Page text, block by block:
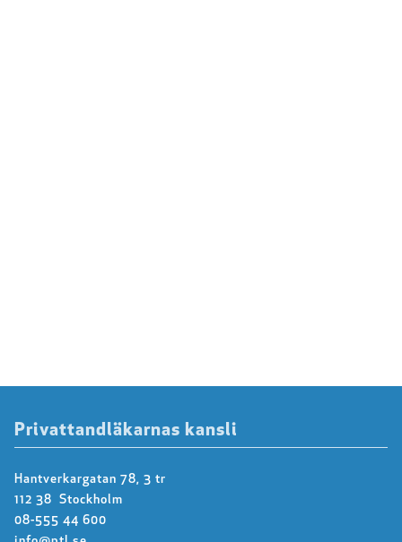
Privattandläkarnas kansli
Hantverkargatan 78, 3 tr
112 38 Stockholm
08-555 44 600